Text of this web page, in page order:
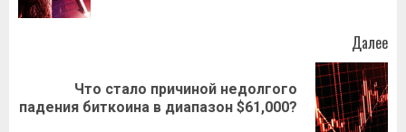
Далее
Следующая
запись:
Что стало причиной недолгого
падения биткоина в диапазон $61,000?